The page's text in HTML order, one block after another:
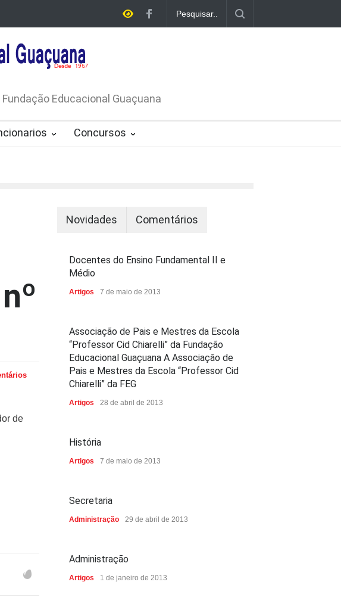
Nº 53/2026-PROCESSO ADMINISTRATIVO Nº
2026
Educacional Guaçuana
Concursos
de
Novidades Comentários
Docentes do Ensino Fundamental II e
Médio
Artigos 7 de maio de 2013
Associação de Pais e Mestres da Escola
“Professor Cid Chiarelli” da Fundação
Educacional Guaçuana A Associação de
Pais e Mestres da Escola “Professor Cid
Chiarelli” da FEG
Artigos 28 de abril de 2013
História
Artigos 7 de maio de 2013
Secretaria
Administração 29 de abril de 2013
Administração
Artigos 1 de janeiro de 2013